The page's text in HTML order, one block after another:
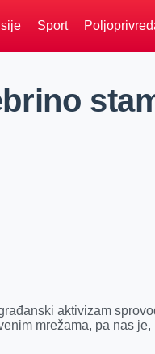
Sport
aktivizam
mrežama, pa nas